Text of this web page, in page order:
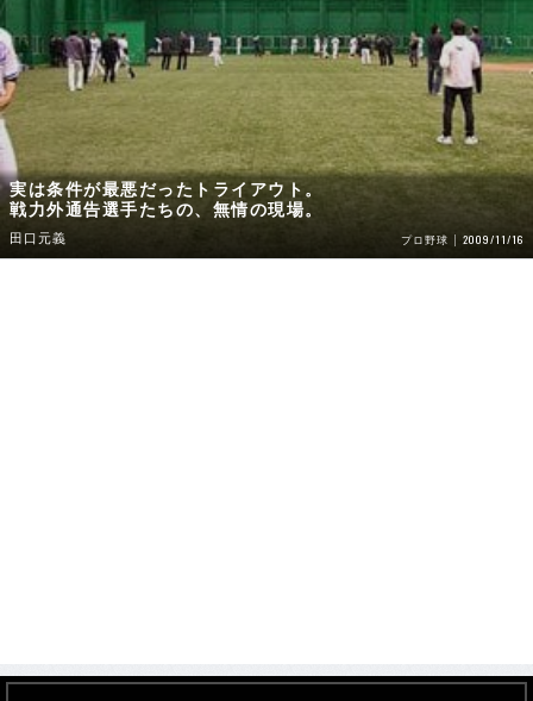
実は条件が最悪だったトライアウト。
戦力外通告選手たちの、無情の現場。
田口元義 プロ野球 2009/11/16